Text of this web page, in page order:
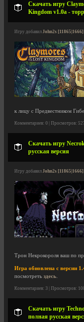
Скачать игру
Kingdom v1.0a -
Игру добавил John2s [11865|1666]
к лицу с Предвестником
Комментариев: 0 | Просмотров:
Скачать игру
русская версия
Игру добавил John2s [11865|1666]
Трон Некрокороля ваш по
Игра обновлена с версии
посмотреть здесь
Комментариев: 3 | Просмотров:
Скачать игру
полная русская